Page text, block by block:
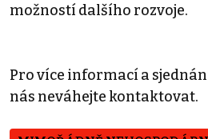
možností dalšího rozvoje.
Pro více informací a
nás neváhejte kontaktovat.